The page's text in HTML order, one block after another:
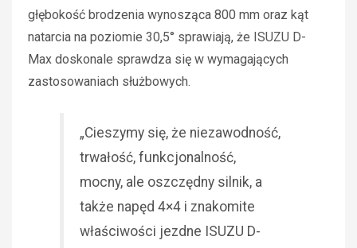
głębokość brodzenia wynosząca 800 mm oraz kąt
natarcia na poziomie 30,5° sprawiają, że ISUZU D-
Max doskonale sprawdza się w wymagających
zastosowaniach służbowych.
„Cieszymy się, że niezawodność,
trwałość, funkcjonalność,
mocny, ale oszczędny silnik, a
także napęd 4×4 i znakomite
właściwości jezdne ISUZU D-